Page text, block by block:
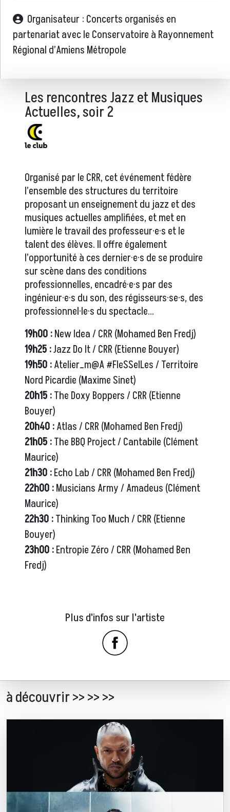
Organisateur : Concerts organisés en
partenariat avec le Conservatoire à Rayonnement
Régional d’Amiens Métropole
Les rencontres Jazz et Musiques
Actuelles, soir 2
Organisé par le CRR, cet événement fédère
l’ensemble des structures du territoire
proposant un enseignement du jazz et des
musiques actuelles amplifiées, et met en
lumière le travail des professeur·e·s et le
talent des élèves. Il offre également
l’opportunité à ces dernier·e·s de se produire
sur scène dans des conditions
professionnelles, encadré·e·s par des
ingénieur·e·s du son, des régisseurs·se·s, des
professionnel·le·s du spectacle...
19h00 :New Idea / CRR (Mohamed Ben Fredj)
19h25 :Jazz Do It / CRR (Etienne Bouyer)
19h50 :Atelier_m@A #FleSSelLes / Territoire
Nord Picardie (Maxime Sinet)
20h15 :The Doxy Boppers / CRR (Etienne
Bouyer)
20h40 :Atlas / CRR (Mohamed Ben Fredj)
21h05 :The BBQ Project / Cantabile (Clément
Maurice)
21h30 :Echo Lab / CRR (Mohamed Ben Fredj)
22h00 :Musicians Army / Amadeus (Clément
Maurice)
22h30 :Thinking Too Much / CRR (Etienne
Bouyer)
23h00 :Entropie Zéro / CRR (Mohamed Ben
Fredj)
Plus d'infos sur l'artiste
à découvrir >> >> >>